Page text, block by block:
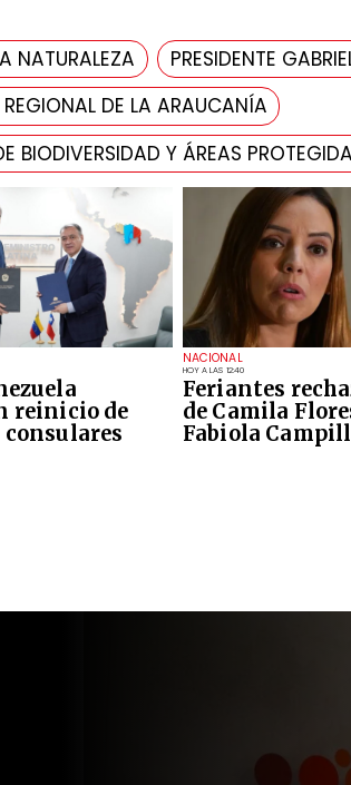
reinicio de
NACIONAL
HOY A LAS 12:40
Feriantes
de Camila
Fabiola
NATURALEZA
PRESIDENTE
DE LA ARAUCANÍA
BIODIVERSIDAD Y ÁREAS